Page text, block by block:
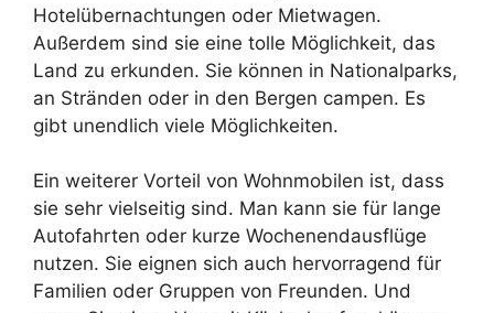
Hotelübernachtungen oder Mietwagen.
Außerdem sind sie eine tolle Möglichkeit, das
Land zu erkunden. Sie können in Nationalparks,
an Stränden oder in den Bergen campen. Es
gibt unendlich viele Möglichkeiten.
Ein weiterer Vorteil von Wohnmobilen ist, dass
sie sehr vielseitig sind. Man kann sie für lange
Autofahrten oder kurze Wochenendausflüge
nutzen. Sie eignen sich auch hervorragend für
Familien oder Gruppen von Freunden. Und